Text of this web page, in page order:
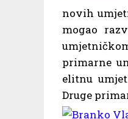
novih
mogao
primarne
elitnu
Druge